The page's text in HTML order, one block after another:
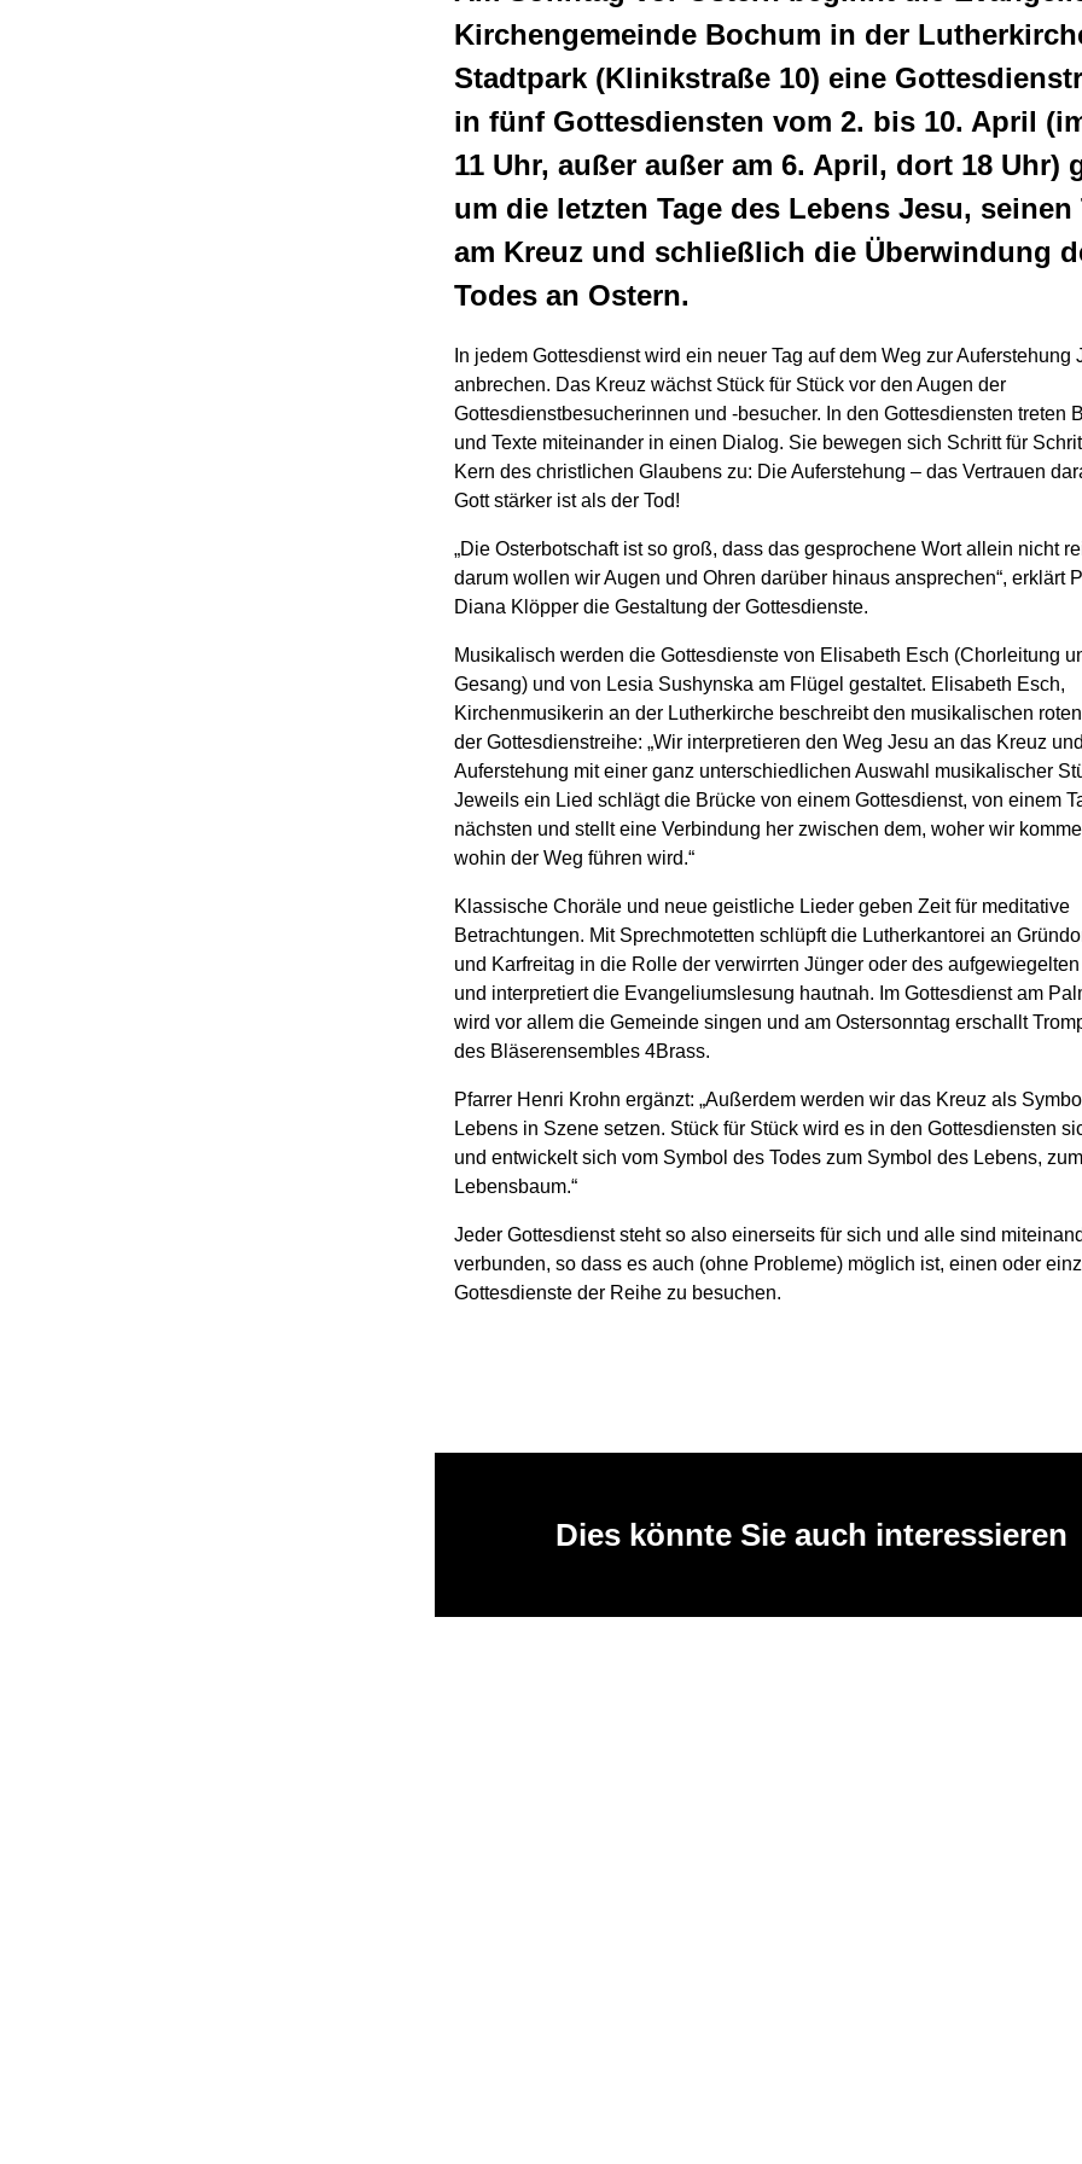
Kirchengemeinde Bochum in der
Stadtpark (Klinikstraße 10) eine
in fünf Gottesdiensten vom 2. bis 10. April
11 Uhr, außer außer am 6. April, dort 18 Uhr)
um die letzten Tage des Lebens Jesu, seinen
am Kreuz und schließlich die Überwindung
Todes an Ostern.
In jedem Gottesdienst wird ein neuer Tag auf dem Weg zur Auferstehung
anbrechen. Das Kreuz wächst Stück für Stück vor den Augen der
Gottesdienstbesucherinnen und -besucher. In den Gottesdiensten treten
und Texte miteinander in einen Dialog. Sie bewegen sich Schritt für
Kern des christlichen Glaubens zu: Die Auferstehung – das Vertrauen
Gott stärker ist als der Tod!
„Die Osterbotschaft ist so groß, dass das gesprochene Wort allein nicht
darum wollen wir Augen und Ohren darüber hinaus ansprechen“, erklärt
Diana Klöpper die Gestaltung der Gottesdienste.
Musikalisch werden die Gottesdienste von Elisabeth Esch (Chorleitung
Gesang) und von Lesia Sushynska am Flügel gestaltet. Elisabeth Esch,
Kirchenmusikerin an der Lutherkirche beschreibt den musikalischen
der Gottesdienstreihe: „Wir interpretieren den Weg Jesu an das Kreuz
Auferstehung mit einer ganz unterschiedlichen Auswahl musikalischer
Jeweils ein Lied schlägt die Brücke von einem Gottesdienst, von einem
nächsten und stellt eine Verbindung her zwischen dem, woher wir
wohin der Weg führen wird.“
Klassische Choräle und neue geistliche Lieder geben Zeit für meditative
Betrachtungen. Mit Sprechmotetten schlüpft die Lutherkantorei an
und Karfreitag in die Rolle der verwirrten Jünger oder des
und interpretiert die Evangeliumslesung hautnah. Im Gottesdienst am
wird vor allem die Gemeinde singen und am Ostersonntag erschallt
des Bläserensembles 4Brass.
Pfarrer Henri Krohn ergänzt: „Außerdem werden wir das Kreuz als
Lebens in Szene setzen. Stück für Stück wird es in den Gottesdiensten
und entwickelt sich vom Symbol des Todes zum Symbol des Lebens, zum
Lebensbaum.“
Jeder Gottesdienst steht so also einerseits für sich und alle sind
verbunden, so dass es auch (ohne Probleme) möglich ist, einen oder
Gottesdienste der Reihe zu besuchen.
Dies könnte Sie auch interessieren